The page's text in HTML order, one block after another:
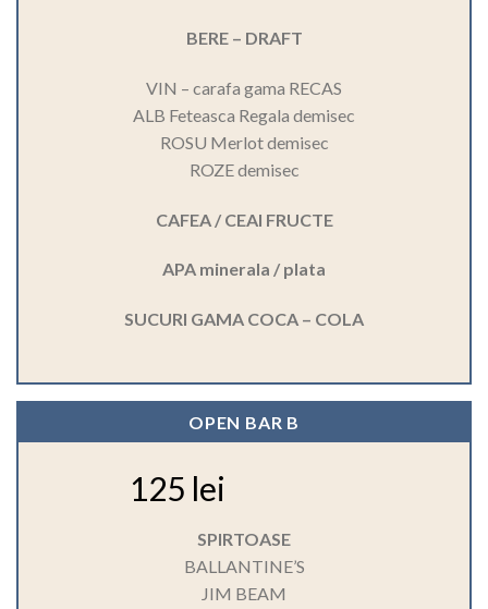
BERE – DRAFT
VIN – carafa gama RECAS
ALB Feteasca Regala demisec
ROSU Merlot demisec
ROZE demisec
CAFEA / CEAI FRUCTE
APA minerala / plata
SUCURI GAMA COCA – COLA
OPEN BAR B
125 lei
SPIRTOASE
BALLANTINE’S
JIM BEAM